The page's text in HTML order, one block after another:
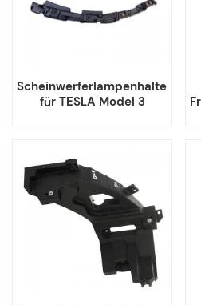
Scheinwerferlampenhalterung
für TESLA Model 3